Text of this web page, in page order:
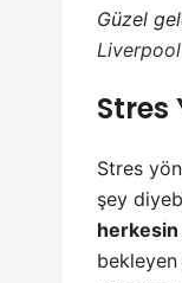
Güzel
Liverpool
Stres
Stres
şey
herkesin
bekleyen